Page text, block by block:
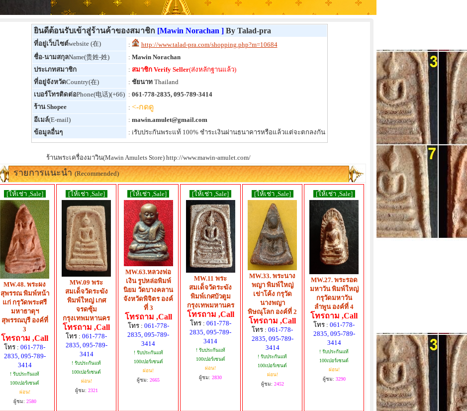
ยินดีต้อนรับเข้าสู่ร้านค้าของสมาชิก [Mawin Norachan ]By Talad-pra
ที่อยู่เว็บไซต์website (在) :
http://www.talad-pra.com/shopping.php?m=10684
ชื่อ-นามสกุลName(贵姓-姓) : Mawin Norachan
ประเภทสมาชิก
: สมาชิก Verify Seller(ส่งหลักฐานแล้ว)
ที่อยู่จังหวัดCountry(在) : ชัยนาทThailand
เบอร์โทรติดต่อPhone(电话)(+66) : 061-778-2835, 095-789-3414
ร้าน Shopee
: <-กดดู
อีเมล์(E-mail) : mawin.amulet@gmail.com
ข้อมูลอื่นๆ
: iรับประกันพระแท้ 100% ชำระเงินผ่านธนาคารหรือแล้วแต่จะตกลงกัน
ร้านพระเครื่องมาวิน(Mawin Amulets Store) http://www.mawin-amulet.com/
รายการแนะนำ(Recommended)
[ให้เช่า ,Sale]
MW.48. พระผง
สุพรรณ พิมพ์หน้า
แก่ กรุวัดพระศรี
มหาธาตุฯ
สุพรรณบุรี องค์ที่
3
โทรถาม ,Call
โทร : 061-778-
2835, 095-789-
3414
! รับประกันแท้
100เปอร์เซนต์
ผ่อน!
ผู้ชม: 2580
[ให้เช่า ,Sale]
MW.09 พระ
สมเด็จวัดระฆัง
พิมพ์ใหญ่ เกศ
จรดซุ้ม
กรุงเทพมหานคร
โทรถาม ,Call
โทร : 061-778-
2835, 095-789-
3414
! รับประกันแท้
100เปอร์เซนต์
ผ่อน!
ผู้ชม: 2321
[ให้เช่า ,Sale]
MW.63.หลวงพ่อ
เงิน รูปหล่อพิมพ์
นิยม วัดบางคลาน
จังหวัดพิจิตร องค์
ที่ 3
โทรถาม ,Call
โทร : 061-778-
2835, 095-789-
3414
! รับประกันแท้
100เปอร์เซนต์
ผ่อน!
ผู้ชม: 2665
[ให้เช่า ,Sale]
MW.11 พระ
สมเด็จวัดระฆัง
พิมพ์เกศบัวตูม
กรุงเทพมหานคร
โทรถาม ,Call
โทร : 061-778-
2835, 095-789-
3414
! รับประกันแท้
100เปอร์เซนต์
ผ่อน!
ผู้ชม: 2830
[ให้เช่า ,Sale]
MW.33. พระนาง
พญา พิมพ์ใหญ่
เข่าโค้ง กรุวัด
นางพญา
พิษณุโลก องค์ที่ 2
โทรถาม ,Call
โทร : 061-778-
2835, 095-789-
3414
! รับประกันแท้
100เปอร์เซนต์
ผ่อน!
ผู้ชม: 2452
[ให้เช่า ,Sale]
MW.27. พระรอด
มหาวัน พิมพ์ใหญ่
กรุวัดมหาวัน
ลำพูน องค์ที่ 4
โทรถาม ,Call
โทร : 061-778-
2835, 095-789-
3414
! รับประกันแท้
100เปอร์เซนต์
ผ่อน!
ผู้ชม: 3290